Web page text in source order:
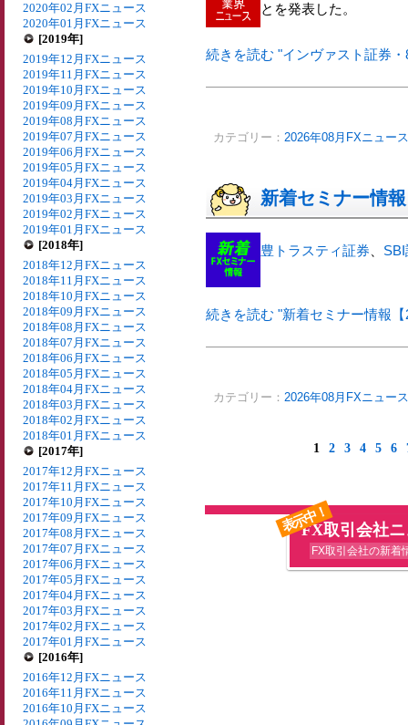
2020年02月FXニュース
2020年01月FXニュース
[2019年]
2019年12月FXニュース
2019年11月FXニュース
2019年10月FXニュース
2019年09月FXニュース
2019年08月FXニュース
2019年07月FXニュース
2019年06月FXニュース
2019年05月FXニュース
2019年04月FXニュース
2019年03月FXニュース
2019年02月FXニュース
2019年01月FXニュース
[2018年]
2018年12月FXニュース
2018年11月FXニュース
2018年10月FXニュース
2018年09月FXニュース
2018年08月FXニュース
2018年07月FXニュース
2018年06月FXニュース
2018年05月FXニュース
2018年04月FXニュース
2018年03月FXニュース
2018年02月FXニュース
2018年01月FXニュース
[2017年]
2017年12月FXニュース
2017年11月FXニュース
2017年10月FXニュース
2017年09月FXニュース
2017年08月FXニュース
2017年07月FXニュース
2017年06月FXニュース
2017年05月FXニュース
2017年04月FXニュース
2017年03月FXニュース
2017年02月FXニュース
2017年01月FXニュース
[2016年]
2016年12月FXニュース
2016年11月FXニュース
2016年10月FXニュース
とを発表した。
続きを読む "インヴァスト証券
カテゴリー： 2026年08月FXニュース
新着セミナー情
豊トラスティ証券
続きを読む "新着セミナー情報
カテゴリー： 2026年08月FXニュース
1 2 3 4 5 6
表示中！
FX取引会社
FX取引会社の新着